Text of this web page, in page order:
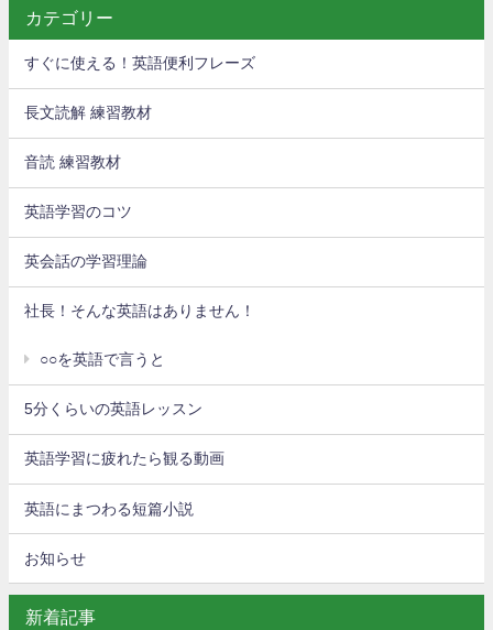
カテゴリー
すぐに使える！英語便利フレーズ
長文読解 練習教材
音読 練習教材
英語学習のコツ
英会話の学習理論
社長！そんな英語はありません！
○○を英語で言うと
5分くらいの英語レッスン
英語学習に疲れたら観る動画
英語にまつわる短篇小説
お知らせ
新着記事